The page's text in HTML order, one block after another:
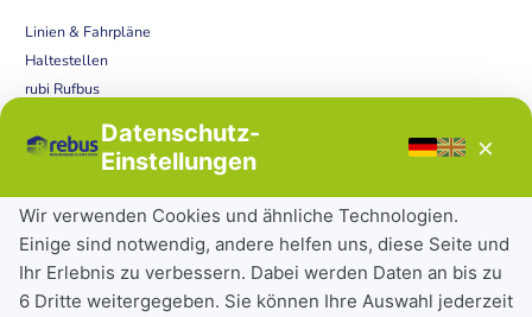
Linien & Fahrpläne
Haltestellen
rubi Rufbus
Störungen
Tickets & Tarife
Deutschlandticket
Schülerkarte
Einzeltickets
Datenschutz-
Einstellungen
×
Wir verwenden Cookies und ähnliche Technologien.
Einige sind notwendig, andere helfen uns, diese Seite und
Ihr Erlebnis zu verbessern. Dabei werden Daten an bis zu
6 Dritte weitergegeben. Sie können Ihre Auswahl jederzeit